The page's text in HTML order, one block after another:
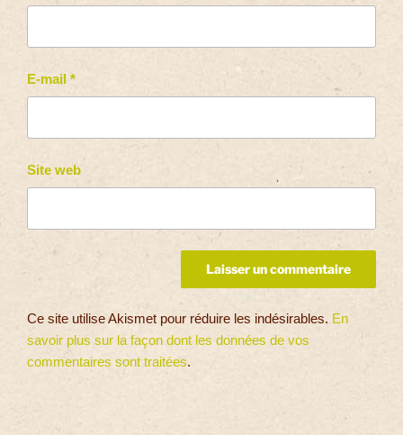
E-mail *
Site web
Ce site utilise Akismet pour réduire les indésirables. En
savoir plus sur la façon dont les données de vos
commentaires sont traitées.